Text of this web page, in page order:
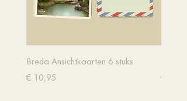
Breda Ansichtkaarten 6 stuks
Prijs
€ 10,95
Prijs
€ 10,95